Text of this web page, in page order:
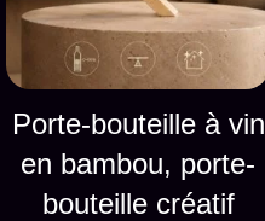
Porte-bouteille à vin
en bambou, porte-
bouteille créatif